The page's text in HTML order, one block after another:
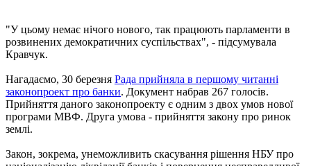
"У цьому немає нічого нового, так працюють парламенти в
розвинених демократичних суспільствах", - підсумувала
Кравчук.
Нагадаємо, 30 березня Рада прийняла в першому читанні
законопроект про банки. Документ набрав 267 голосів.
Прийняття даного законопроекту є одним з двох умов нової
програми МВФ. Друга умова - прийняття закону про ринок
землі.
Закон, зокрема, унеможливить скасування рішення НБУ про